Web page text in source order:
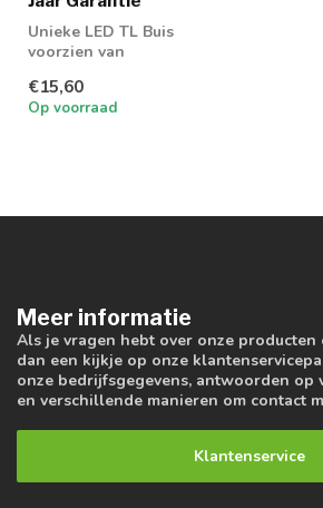
Unieke LED TL Buis
voorzien van
€15,60
Op voorraad
Meer informatie
Als je vragen hebt over onze producten
dan een kijkje op onze
onze bedrijfsgegevens, antwoorden op
en verschillende manieren om contact
Klantenservice